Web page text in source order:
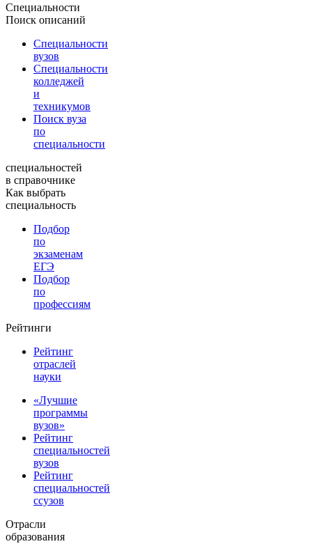
Специальности
Поиск описаний
Специальности
вузов
Специальности
колледжей
и
техникумов
Поиск вуза
по
специальности
специальностей
в справочнике
Как выбрать
специальность
Подбор
по
экзаменам
ЕГЭ
Подбор
по
профессиям
Рейтинги
Рейтинг
отраслей
науки
«Лучшие
программы
вузов»
Рейтинг
специальностей
вузов
Рейтинг
специальностей
ссузов
Отрасли
образования